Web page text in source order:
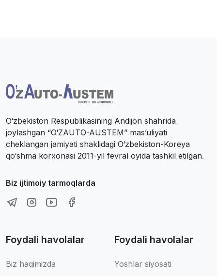
O‘zbekiston Respublikasining Andijon shahrida
joylashgan “O‘ZAUTO-AUSTEM” mas’uliyati
cheklangan jamiyati shaklidagi O‘zbekiston-Koreya
qo‘shma korxonasi 2011-yil fevral oyida tashkil etilgan.
Biz ijtimoiy tarmoqlarda
Foydali havolalar
Biz haqimizda
Foydali havolalar
Yoshlar siyosati